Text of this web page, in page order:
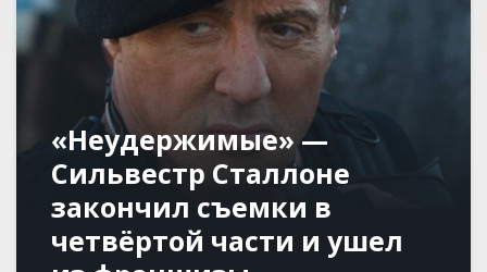
«Неудержимые» —
Сильвестр Сталлоне
закончил съемки в
четвёртой части и ушел